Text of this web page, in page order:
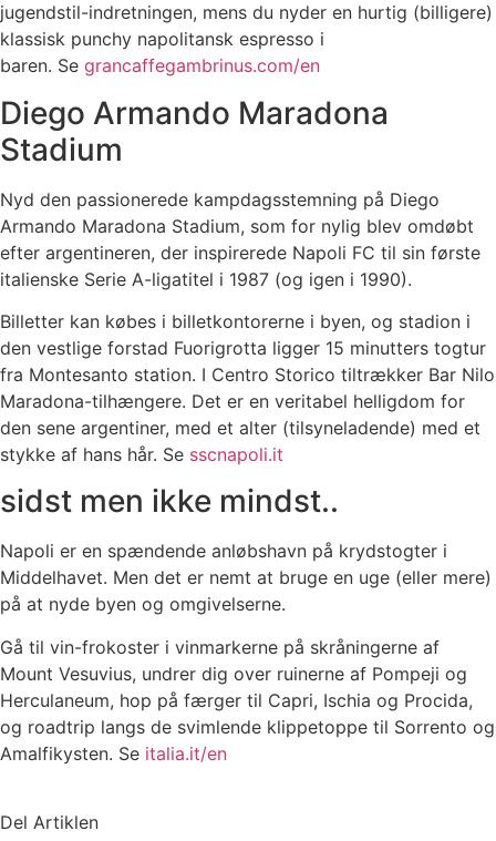
jugendstil-indretningen, mens du nyder en hurtig (billigere)
klassisk punchy napolitansk espresso i
baren. Se grancaffegambrinus.com/en
Diego Armando Maradona
Stadium
Nyd den passionerede kampdagsstemning på Diego
Armando Maradona Stadium, som for nylig blev omdøbt
efter argentineren, der inspirerede Napoli FC til sin første
italienske Serie A-ligatitel i 1987 (og igen i 1990).
Billetter kan købes i billetkontorerne i byen, og stadion i
den vestlige forstad Fuorigrotta ligger 15 minutters togtur
fra Montesanto station. I Centro Storico tiltrækker Bar Nilo
Maradona-tilhængere. Det er en veritabel helligdom for
den sene argentiner, med et alter (tilsyneladende) med et
stykke af hans hår. Se sscnapoli.it
sidst men ikke mindst..
Napoli er en spændende anløbshavn på krydstogter i
Middelhavet. Men det er nemt at bruge en uge (eller mere)
på at nyde byen og omgivelserne.
Gå til vin-frokoster i vinmarkerne på skråningerne af
Mount Vesuvius, undrer dig over ruinerne af Pompeji og
Herculaneum, hop på færger til Capri, Ischia og Procida,
og roadtrip langs de svimlende klippetoppe til Sorrento og
Amalfikysten. Se italia.it/en
Del Artiklen